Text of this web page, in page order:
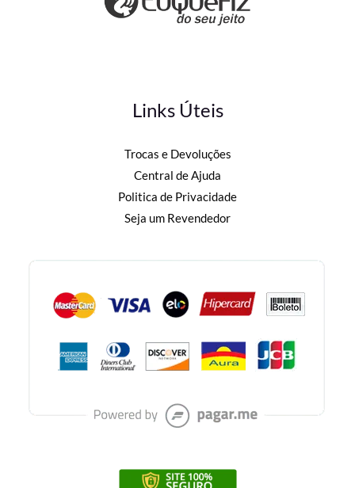
Links Úteis
Trocas e Devoluções
Central de Ajuda
Politica de Privacidade
Seja um Revendedor